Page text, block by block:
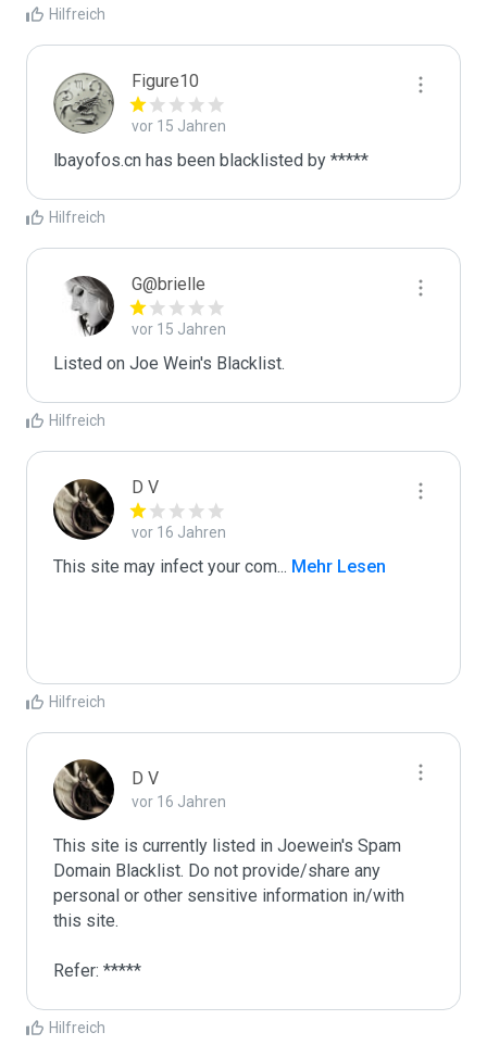
Hilfreich
Figure10
vor 15 Jahren
lbayofos.cn has been blacklisted by *****
Hilfreich
G@brielle
vor 15 Jahren
Listed on Joe Wein's Blacklist.
Hilfreich
D V
vor 16 Jahren
This site may infect your com... Mehr Lesen
Hilfreich
D V
vor 16 Jahren
This site is currently listed in Joewein's Spam
Domain Blacklist. Do not provide/share any
personal or other sensitive information in/with
this site.
Refer: *****
Hilfreich